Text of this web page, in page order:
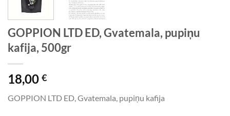
GOPPION LTD ED, Gvatemala, pupiņu
kafija, 500gr
18,00 €
GOPPION LTD ED, Gvatemala, pupiņu kafija